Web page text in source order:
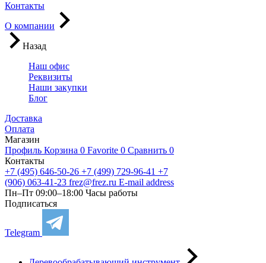
Контакты
О компании
Назад
Наш офис
Реквизиты
Наши закупки
Блог
Доставка
Оплата
Магазин
Профиль Корзина 0 Favorite 0 Сравнить 0
Контакты
+7 (495) 646-50-26 +7 (499) 729-96-41 +7
(906) 063-41-23 frez@frez.ru E-mail address
Пн–Пт 09:00–18:00 Часы работы
Подписаться
Telegram